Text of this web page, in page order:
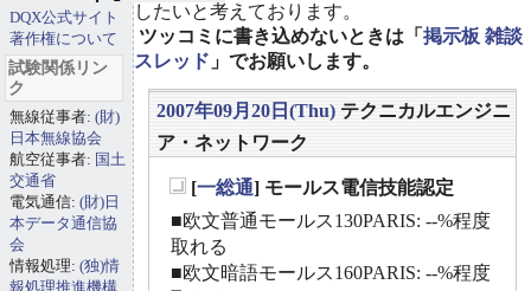
したいと考えております。
ツッコミに書き込めないときは「 掲示板 雑談
スレッド 」でお願いします。
2007年09月20日(Thu) テクニカルエンジニ
ア・ネットワーク
[一総通] モールス電信技能認定
■欧文普通モールス130PARIS: --%程度
取れる
■欧文暗語モールス160PARIS: --%程度
DQX公式サイト
著作権について
試験関係リン
ク
無線従事者: (財)
日本無線協会
航空従事者: 国土
交通省
電気通信: (財)日
本データ通信協
会
情報処理: (独)情
報処理推進機構